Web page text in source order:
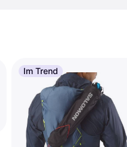
Im Trend